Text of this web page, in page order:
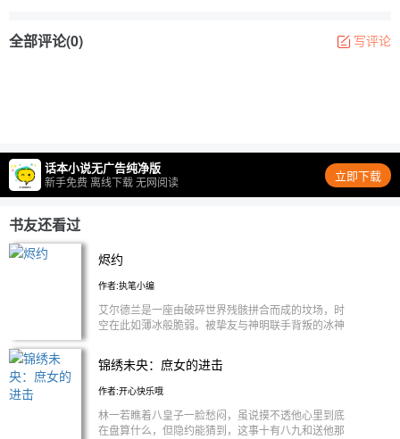
全部评论(0) 写评论
话本小说无广告纯净版
新手免费 离线下载 无网阅读 立即下载
书友还看过
烬约
作者:执笔小编
艾尔德兰是一座由破碎世界残骸拼合而成的坟场，时
空在此如薄冰般脆弱。被挚友与神明联手背叛的冰神
炼出的知识与战斗记忆。 众神以信仰为枷锁，编织
着虚伪的秩序，而他曾是唯一以凡人之躯踏足神座之
人。如今，那些窃取本源的神明暗中搜索着他的转世
踪迹。在这片被遗忘的废墟上，一个不再相信神明的
复仇者，必须再次从凡人的境地攀升——不是为了再
锦绣未央：庶女的进击
作者:开心快乐哦
林一若瞧着八皇子一脸愁闷，虽说摸不透他心里到底
在盘算什么，但隐约能猜到，这事十有八九和送他那